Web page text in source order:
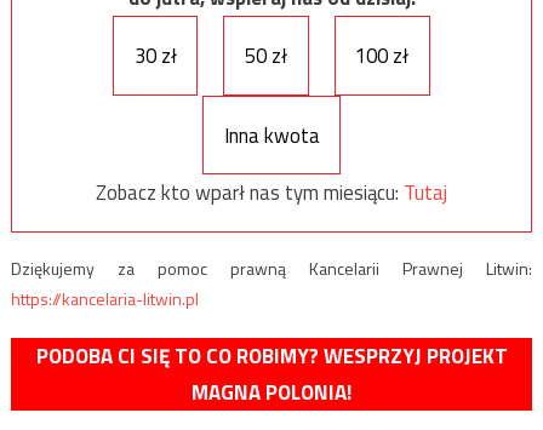
30 zł
50 zł 100 zł
Inna kwota
Zobacz kto wparł nas tym miesiącu: Tutaj
Dziękujemy za pomoc prawną Kancelarii Prawnej Litwin:
https://kancelaria-litwin.pl
PODOBA CI SIĘ TO CO ROBIMY? WESPRZYJ PROJEKT
MAGNA POLONIA!